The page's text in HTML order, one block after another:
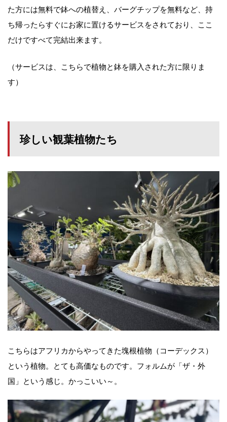
た方には無料で鉢への植替え、バーグチップを無料など、持
ち帰ったらすぐにお家に置けるサービスをされており、ここ
だけですべて完結出来ます。
（サービスは、こちらで植物と鉢を購入された方に限りま
す）
珍しい観葉植物たち
こちらはアフリカからやってきた塊根植物（コーデックス）
という植物。とても高価なものです。フォルムが「ザ・外
国」という感じ。かっこいい～。